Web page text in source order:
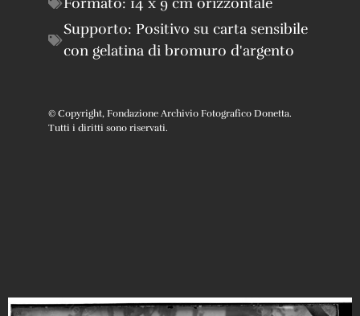
Supporto: Positivo su carta sensibile
con gelatina di bromuro d'argento
© Copyright, Fondazione Archivio Fotografico Donetta.
Tutti i diritti sono riservati.